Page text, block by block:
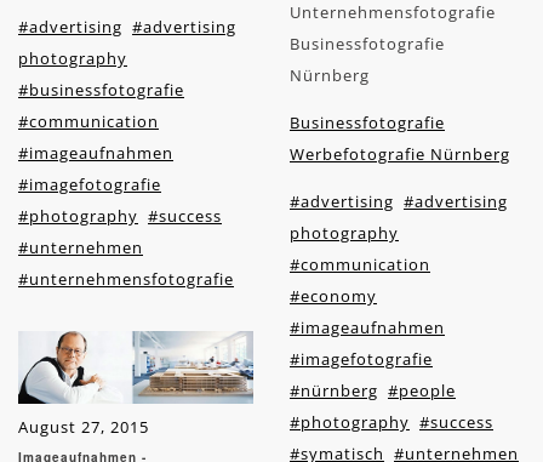
#advertising #advertising
photography
#businessfotografie
#communication
#imageaufnahmen
#imagefotografie
#photography #success
#unternehmen
#unternehmensfotografie
August 27, 2015
Imageaufnahmen -
Unternehmensfotografie
Businessfotografie
Nürnberg
Businessfotografie
Werbefotografie Nürnberg
#advertising #advertising
photography
#communication
#economy
#imageaufnahmen
#imagefotografie
#nürnberg #people
#photography #success
#symatisch #unternehmen